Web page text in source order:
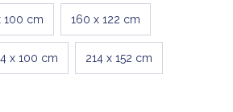
100 cm 160 x 122 cm
x 100 cm 214 x 152 cm